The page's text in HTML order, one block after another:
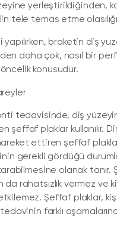
yerleştirildiğinden,
tele temas etme
braketin diş
daha çok, nasıl bir
konusudur.
tedavisinde, diş
şeffaf plaklar kullanılır.
ettiren şeffaf
gerekli gördüğü
olanak tanır.
da rahatsızlık vermez ve
Şeffaf plaklar,
farklı